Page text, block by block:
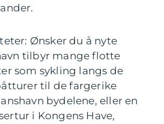
Ønsker du å nyte
tilbyr mange flotte
som sykling langs de
til de fargerike
bydelene, eller en
i Kongens Have,